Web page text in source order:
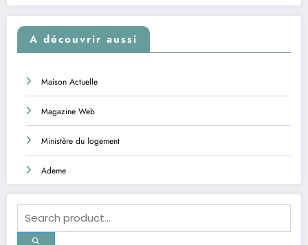
A découvrir aussi
Maison Actuelle
Magazine Web
Ministère du logement
Ademe